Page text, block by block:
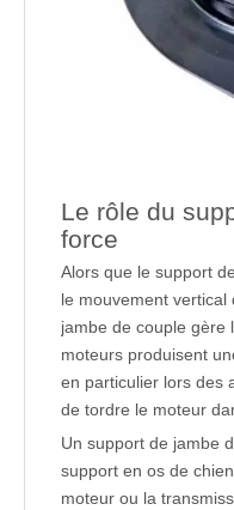
Le rôle du
force
Alors que le support
le mouvement vertical
jambe de couple gère
moteurs produisent
en particulier lors des
de tordre le moteur
Un support de jambe
support en os de
moteur ou la